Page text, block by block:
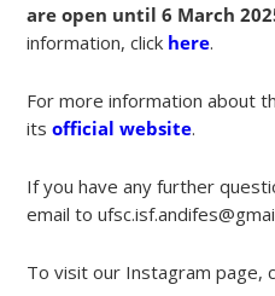
are open until 6 March
information, click here.
For more information about
itsofficial website.
If you have any further
email to
To visit our Instagram page,